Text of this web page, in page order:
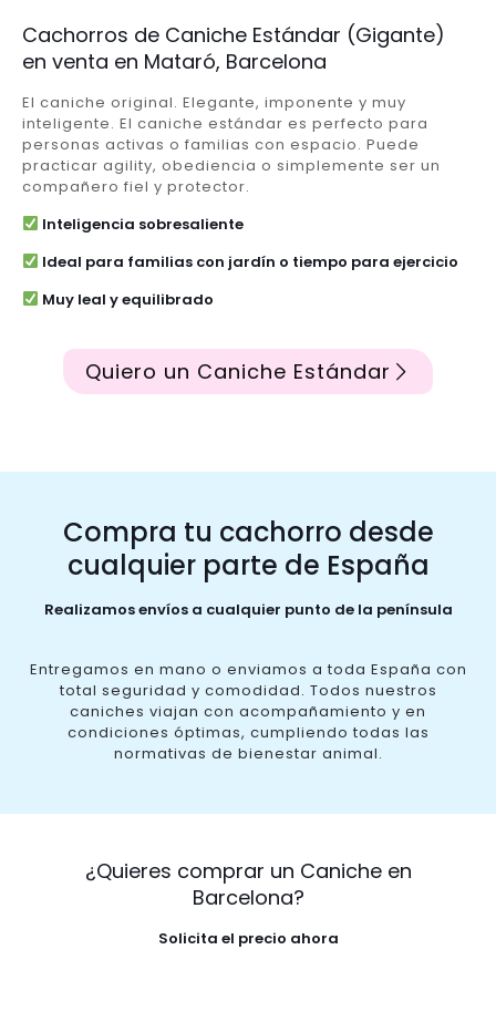
Cachorros de Caniche Estándar (Gigante)
en venta en Mataró, Barcelona
El caniche original. Elegante, imponente y muy
inteligente. El caniche estándar es perfecto para
personas activas o familias con espacio. Puede
practicar agility, obediencia o simplemente ser un
compañero fiel y protector.
Inteligencia sobresaliente
Ideal para familias con jardín o tiempo para ejercicio
Muy leal y equilibrado
Quiero un Caniche Estándar
Compra tu cachorro desde
cualquier parte de España
Realizamos envíos a cualquier punto de la península
Entregamos en mano o enviamos a toda España con
total seguridad y comodidad. Todos nuestros
caniches viajan con acompañamiento y en
condiciones óptimas, cumpliendo todas las
normativas de bienestar animal.
¿Quieres comprar un Caniche en
Barcelona?
Solicita el precio ahora